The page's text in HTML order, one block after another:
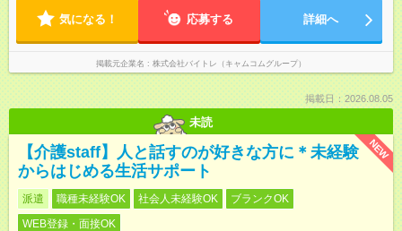
気になる！ 応募する 詳細へ
掲載元企業名 株式会社バイトレ（キャムコムグループ）
掲載日：2026.08.05
未読
NEW
【介護staff】人と話すのが好きな方に＊未経験
からはじめる生活サポート
派遣 職種未経験OK 社会人未経験OK
ブランクOK
WEB登録・面接OK